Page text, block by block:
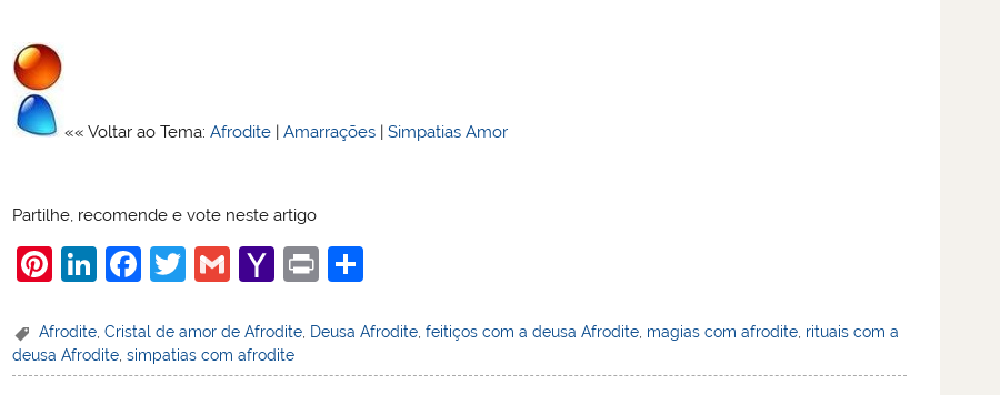
«« Voltar ao Tema:Afrodite |Amarrações |Simpatias Amor
Partilhe, recomende e vote neste artigo
Pi
er
e
Li
k
e
F
c
e
T
itt
er
G
ai
l
Y
h
o
Pr
t
ar
e
Afrodite ,Cristal de amor de Afrodite Deusa Afrodite ,feitiços com a deusa Afrodite magias com afrodite rituais com a
deusa Afrodite,simpatias com afrodite